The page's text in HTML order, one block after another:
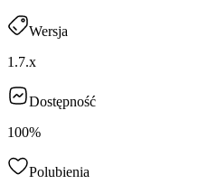
Wersja
1.7.x
Dostępność
100%
Polubienia